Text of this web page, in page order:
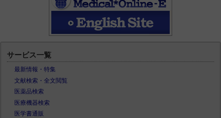
サービス一覧
最新情報・特集
文献検索・全文閲覧
医薬品検索
医療機器検索
医学書通販